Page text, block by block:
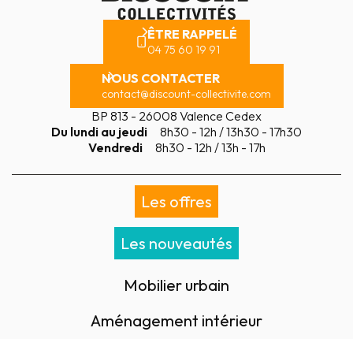
ÊTRE RAPPELÉ
04 75 60 19 91
NOUS CONTACTER
contact@discount-collectivite.com
BP 813 - 26008 Valence Cedex
Du lundi au jeudi
8h30 - 12h / 13h30 - 17h30
Vendredi
8h30 - 12h / 13h - 17h
Les offres
Les nouveautés
Mobilier urbain
Aménagement intérieur